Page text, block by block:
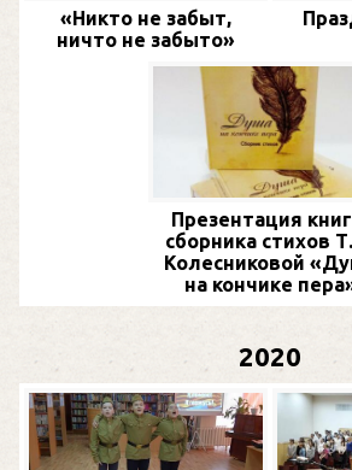
«Никто не забыт,
ничто не забыто»
Презентация
сборника стихов
Колесниковой
на кончике
2020